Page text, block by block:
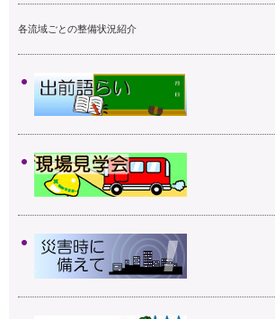
各流域ごとの整備状況紹介